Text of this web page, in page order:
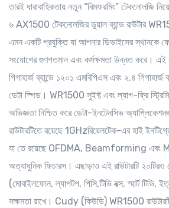
তারই ধারাবাহিকতায় নতুন “বিমফরমিং” টেকনোলজি
৬ AX1500 টেকনোলজির ডুয়াল ব্যান্ড রাউটার
এমন একটি প্রযুক্তি যা আপনার ডিভাইসের স্থানকে
সংযোগের গুণগতমান এবং কর্মক্ষমতা উন্নত করে। এই
গিগাহার্জ ব্যান্ডে ১২০১ এমবিপিএস এবং ২.৪
ডেটা স্পিড। WR1500 সুইফ্ট এবং ল্যাগ-ফ্রি
অভিজ্ঞতা নিশ্চিত করে ডেটা-ইনটেনসিভ
রাউটারটিতে রয়েছে 1GHzরিয়েলটেক-এর হাই
যা তে রয়েছে OFDMA, Beamforming এবং
অত্যাধুনিক ফিচারস। এছাড়াও এই রাউটারটি ২০টিরও
(মোবাইলফোন, ল্যাপটপ, পিসি,টিভি বক্স, স্মার্ট টিভি,
সক্ষমতা রাখে। Cudy (কিউডি) WR1500